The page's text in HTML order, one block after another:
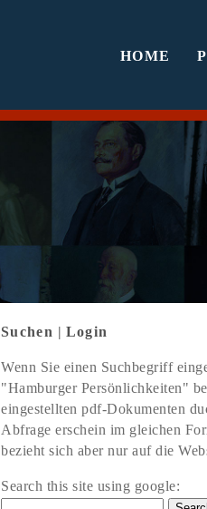
HOME
Suchen | Login
Wenn Sie einen Suchbegriff
"Hamburger Persönlichkeiten"
eingestellten pdf-Dokumenten
Abfrage erschein im gleichen
bezieht sich aber nur auf die
Search this site using google: